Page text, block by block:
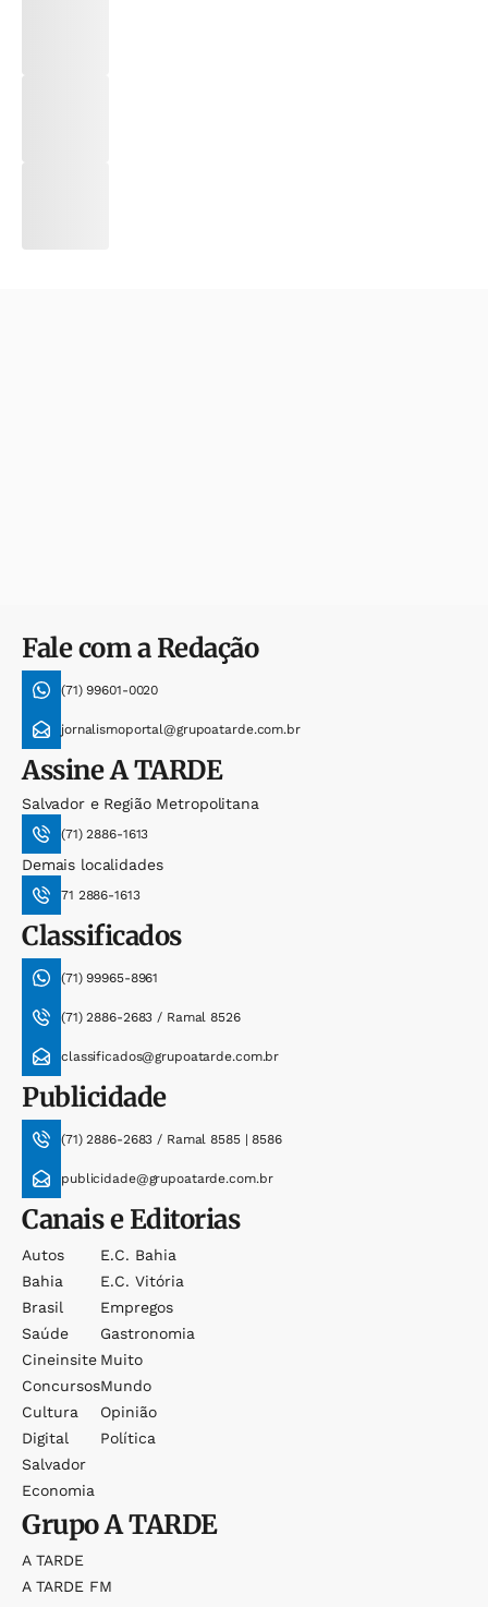
Fale com a Redação
(71) 99601-0020
jornalismoportal@grupoatarde.com.br
AssineA TARDE
Salvador e Região Metropolitana
(71) 2886-1613
Demais localidades
71 2886-1613
Classificados
(71) 99965-8961
(71) 2886-2683 / Ramal 8526
classificados@grupoatarde.com.br
Publicidade
(71) 2886-2683 / Ramal 8585 | 8586
publicidade@grupoatarde.com.br
Canais e Editorias
Autos
Bahia
Brasil
Saúde
Cineinsite
Concursos
Cultura
Digital
Salvador
Economia
E.c. Bahia
E.c. Vitória
Empregos
Gastronomia
Muito
Mundo
Opinião
Política
GrupoA TARDE
A TARDE
A TARDE FM